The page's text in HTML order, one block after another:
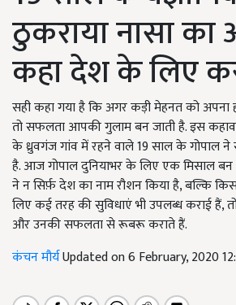
ठुकराया नासा
कहा देश के लिए
सही कहा गया है कि अगर कड़ी मेहनत को अपना
तो सफलता आपकी गुलाम बन जाती है. इस
के ध्रुवगंज गांव में रहने वाले 19 साल के गोपाल ने
है. आज गोपाल दुनियाभर के लिए एक मिसाल
ने न सिर्फ़ देश का नाम रौशन किया है, बल्कि
लिए कई तरह की सुविधाएं भी उपलब्ध कराई हैं,
और उनकी सफलता से रूबरू कराते हैं.
कंचन मौर्यUpdated on 6 February, 2020